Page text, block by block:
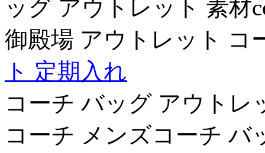
ッグ アウトレット 素材
御殿場 アウトレット コ
ト 定期入れ
コーチ バッグ アウトレ
コーチ メンズコーチ バ